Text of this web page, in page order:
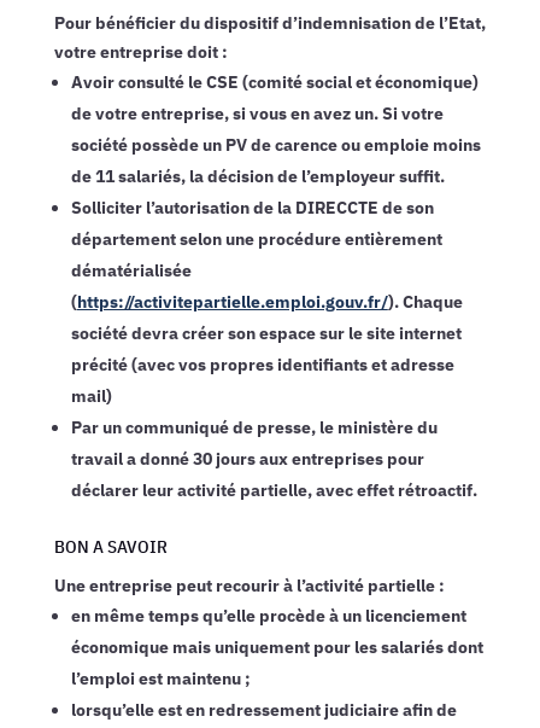
Pour bénéficier du dispositif d’indemnisation de l’Etat,
votre entreprise doit :
Avoir consulté le CSE (comité social et économique)
de votre entreprise, si vous en avez un. Si votre
société possède un PV de carence ou emploie moins
de 11 salariés, la décision de l’employeur suffit.
Solliciter l’autorisation de la DIRECCTE de son
département selon une procédure entièrement
dématérialisée
(https://activitepartielle.emploi.gouv.fr/). Chaque
société devra créer son espace sur le site internet
précité (avec vos propres identifiants et adresse
mail)
Par un communiqué de presse, le ministère du
travail a donné 30 jours aux entreprises pour
déclarer leur activité partielle, avec effet rétroactif.
BON A SAVOIR
Une entreprise peut recourir à l’activité partielle :
en même temps qu’elle procède à un licenciement
économique mais uniquement pour les salariés dont
l’emploi est maintenu ;
lorsqu’elle est en redressement judiciaire afin de